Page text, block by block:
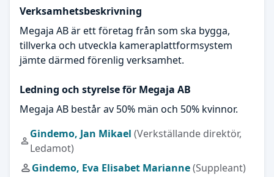
Verksamhetsbeskrivning
Megaja AB är ett företag från som ska bygga,
tillverka och utveckla kameraplattformsystem
jämte därmed förenlig verksamhet.
Ledning och styrelse för Megaja AB
Megaja AB består av 50% män och 50% kvinnor.
Gindemo, Jan Mikael (Verkställande direktör,
Ledamot)
Gindemo, Eva Elisabet Marianne(Suppleant)